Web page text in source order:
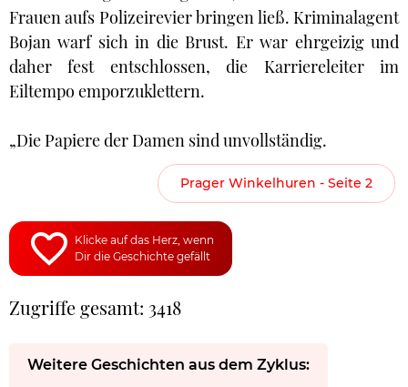
Frauen aufs Polizeirevier bringen ließ. Kriminalagent
Bojan warf sich in die Brust. Er war ehrgeizig und
daher fest entschlossen, die Karriereleiter im
Eiltempo emporzuklettern.
„Die Papiere der Damen sind unvollständig.
Prager Winkelhuren - Seite 2
Klicke auf das Herz, wenn
Dir die Geschichte gefällt
Zugriffe gesamt: 3418
Weitere Geschichten aus dem Zyklus: